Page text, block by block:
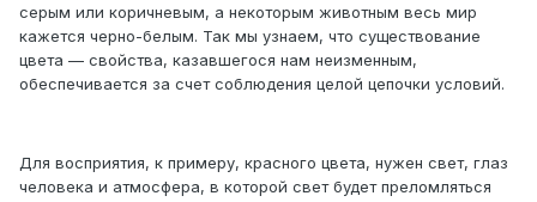
серым или коричневым, а некоторым животным весь мир
кажется черно-белым. Так мы узнаем, что существование
цвета — свойства, казавшегося нам неизменным,
обеспечивается за счет соблюдения целой цепочки условий.
Для восприятия, к примеру, красного цвета, нужен свет, глаз
человека и атмосфера, в которой свет будет преломляться